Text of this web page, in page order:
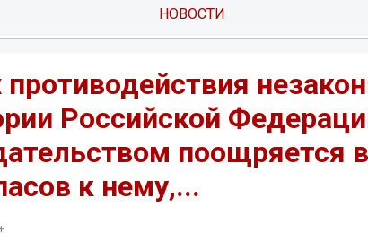
НОВОСТИ
противодействия
Российской
поощряется
к нему,...